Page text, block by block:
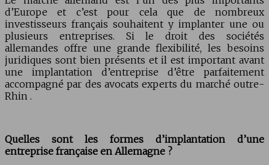
d’Europe et c’est pour cela que de nombreux
investisseurs français souhaitent y implanter une ou
plusieurs entreprises. Si le droit des sociétés
allemandes offre une grande flexibilité, les besoins
juridiques sont bien présents et il est important avant
une implantation d’entreprise d’être parfaitement
accompagné par des avocats experts du marché outre-
Rhin .
Quelles sont les formes d’implantation d’une
entreprise française en Allemagne ?